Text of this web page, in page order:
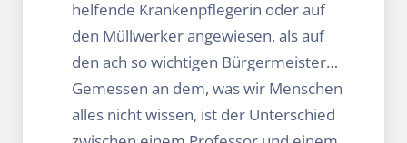
helfende Krankenpflegerin oder auf
den Müllwerker angewiesen, als auf
den ach so wichtigen Bürgermeister…
Gemessen an dem, was wir Menschen
alles nicht wissen, ist der Unterschied